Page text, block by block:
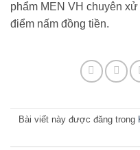
phẩm MEN VH chuyên
điểm nấm đồng tiền.
Bài viết này được đăng trong